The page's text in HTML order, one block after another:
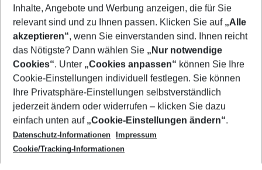
Footer
Footer navigation
Über uns
AGB
Cookie-Einstellungen ändern
Cookie-Richtlinie
Datenschutz
Service & Hilfe
Barrierefreies Reisen
Check-in
Folgen Sie uns
Inhalte, Angebote und Werbung anzeigen, die für Sie
relevant sind und zu Ihnen passen. Klicken Sie auf „Alle
akzeptieren“, wenn Sie einverstanden sind. Ihnen reicht
das Nötigste? Dann wählen Sie „Nur notwendige
Cookies“. Unter „Cookies anpassen“ können Sie Ihre
Cookie-Einstellungen individuell festlegen. Sie können
Ihre Privatsphäre-Einstellungen selbstverständlich
jederzeit ändern oder widerrufen – klicken Sie dazu
einfach unten auf „Cookie-Einstellungen ändern“.
Datenschutz-Informationen
Impressum
Cookie/Tracking-Informationen